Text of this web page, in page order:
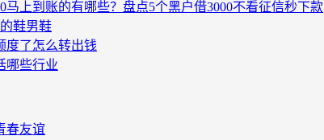
马上到账的有哪些？盘点5个黑户借3000不看征信秒下款
鞋男鞋
度了怎么转出钱
哪些行业
春友谊